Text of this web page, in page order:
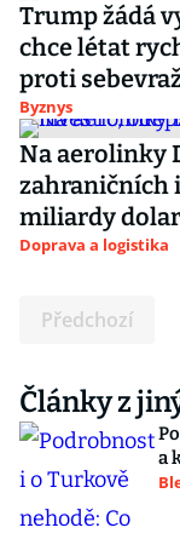
Trump žádá
chce létat
proti
Byznys
Na aerolinky
zahraničních
miliardy
Doprava a logistika
Předchozí
Články z
a